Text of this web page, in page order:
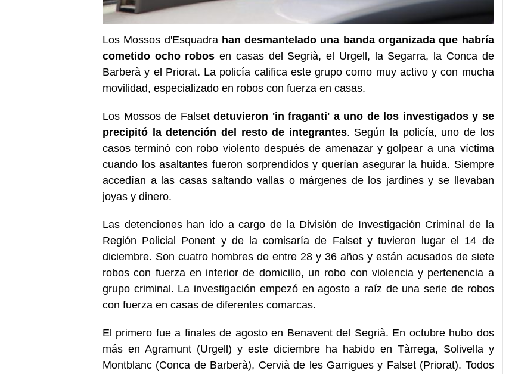
Los Mossos d'Esquadra han desmantelado una banda organizada que habría
cometido ocho robos en casas del Segrià, el Urgell, la Segarra, la Conca de
Barberà y el Priorat. La policía califica este grupo como muy activo y con mucha
movilidad, especializado en robos con fuerza en casas.
Los Mossos de Falsetdetuvieron 'in fraganti' a uno de los investigados y se
precipitó la detención del resto de integrantes. Según la policía, uno de los
casos terminó con robo violento después de amenazar y golpear a una víctima
cuando los asaltantes fueron sorprendidos y querían asegurar la huida. Siempre
accedían a las casas saltando vallas o márgenes de los jardines y se llevaban
joyas y dinero.
Las detenciones han ido a cargo de la División de Investigación Criminal de la
Región Policial Ponent y de la comisaría de Falset y tuvieron lugar el 14 de
diciembre. Son cuatro hombres de entre 28 y 36 años y están acusados de siete
robos con fuerza en interior de domicilio, un robo con violencia y pertenencia a
grupo criminal. La investigación empezó en agosto a raíz de una serie de robos
con fuerza en casas de diferentes comarcas.
El primero fue a finales de agosto en Benavent del Segrià. En octubre hubo dos
más en Agramunt (Urgell) y este diciembre ha habido en Tàrrega, Solivella y
Montblanc (Conca de Barberà), Cervià de les Garrigues y Falset (Priorat). Todos